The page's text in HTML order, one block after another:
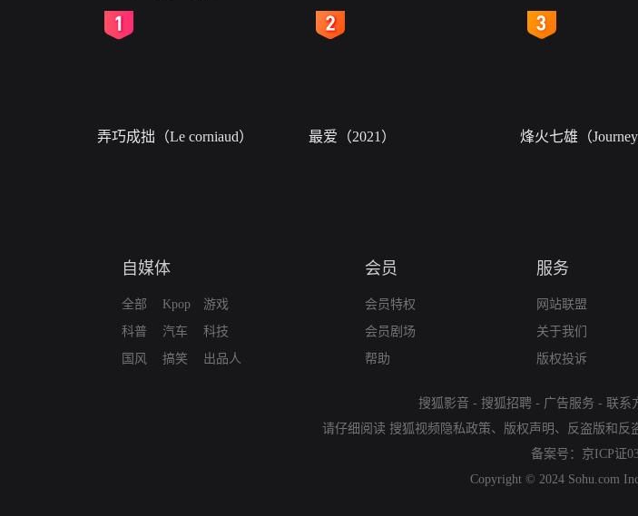
弄巧成拙（Le corniaud） 最爱（2021） 烽火七雄（Journey
自媒体
全部
科普
国风
Kpop
汽车
搞笑
游戏
科技
出品人
会员
会员特权
会员剧场
帮助
服务
网站联盟
关于我们
版权投诉
搜狐影音 - 搜狐招聘 - 广告服务 - 联系
请仔细阅读 搜狐视频隐私政策、 版权声明 、 反盗版和反
备案号： 京ICP证
Copyright © 2024 Sohu.com